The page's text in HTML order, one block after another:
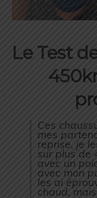
Le Test
Ces
mes
reprise, je
sur plus de
avec un
avec mon
les ai
chaud,